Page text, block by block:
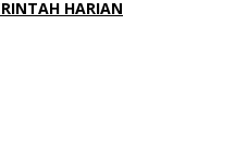
HARIAN